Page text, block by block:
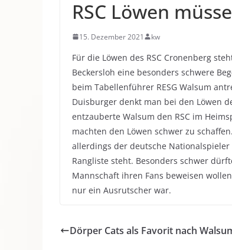
RSC Löwen
15. Dezember 2021 kw
Für die Löwen des RSC Cronenberg
Beckersloh eine besonders schwere
beim Tabellenführer RESG Walsum
Duisburger denkt man bei den Löwen
entzauberte Walsum den RSC im
machten den Löwen schwer zu
allerdings der deutsche Nationalspieler
Rangliste steht. Besonders schwer
Mannschaft ihren Fans beweisen
nur ein Ausrutscher war.
Dörper Cats als Favorit nach